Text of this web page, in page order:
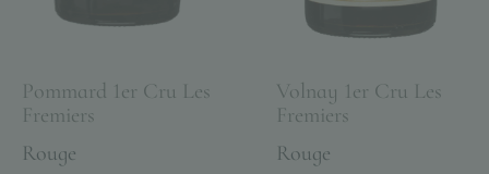
Pommard 1er Cru Les
Fremiers
Rouge
Volnay 1er Cru Les
Fremiers
Rouge